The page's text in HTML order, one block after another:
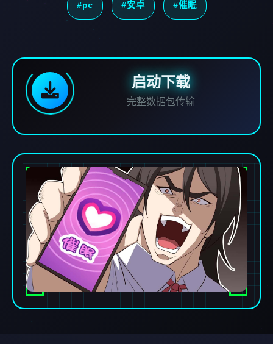
#pc #安卓 #催眠
启动下载
完整数据包传输